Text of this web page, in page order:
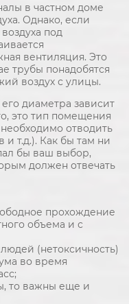
в частном доме
Однако, если
под
вентиляция. Это
трубы понадобятся
воздух с улицы.
диаметра зависит
это тип помещения
отводить
и т.д.). Как бы там ни
бы ваш выбор,
должен отвечать
прохождение
объема и с
(нетоксичность)
во время
то важны еще и